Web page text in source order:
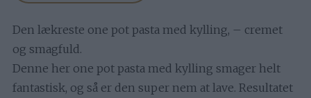
Den lækreste one pot pasta med kylling, – cremet
og smagfuld.
Denne her one pot pasta med kylling smager helt
fantastisk, og så er den super nem at lave. Resultatet